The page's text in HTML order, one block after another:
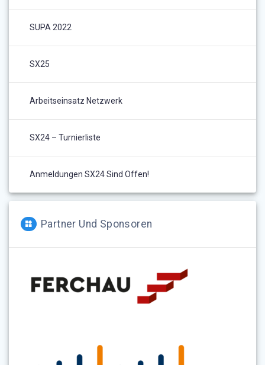
SUPA 2022
SX25
Arbeitseinsatz Netzwerk
SX24 – Turnierliste
Anmeldungen SX24 Sind Offen!
Partner Und Sponsoren